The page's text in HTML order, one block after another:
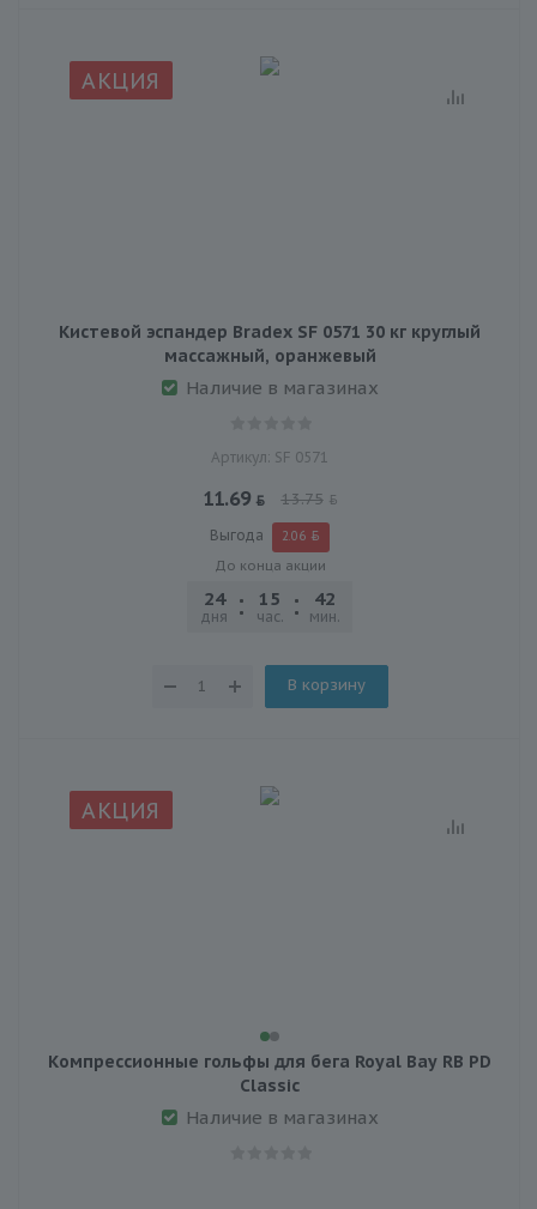
АКЦИЯ
Кистевой эспандер Bradex SF 0571 30 кг круглый
массажный, оранжевый
Наличие в магазинах
Артикул: SF 0571
11.69 13.75
Выгода 2.06
До конца акции
24
дня
15
час.
42
мин.
В корзину
АКЦИЯ
Компрессионные гольфы для бега Royal Bay RB PD
Classic
Наличие в магазинах